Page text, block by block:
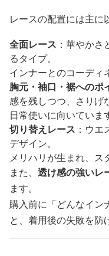
レースの配置には主に
全面レース ：華やか
るタイプ。
インナーとのコーディ
胸元・袖口・裾へのポ
感を残しつつ、さりげ
日常使いに向いていま
切り替えレース ：ウ
デザイン。
メリハリが生まれ、ス
また、 透け感の強いレ
ます。
購入前に「どんなイン
と、着用後の失敗を防